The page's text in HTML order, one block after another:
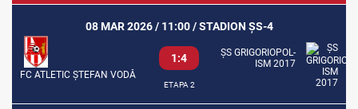
08 MAR 2026 / 11:00 / STADION ȘS-4
FC ATLETIC ȘTEFAN VODĂ
1:4
ȘS GRIGORIOPOL-
ISM 2017
ETAPA 2